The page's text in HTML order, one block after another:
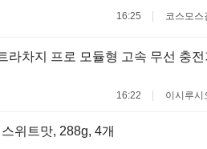
16:25 코스모스
라차지 프로 모듈형 고속 무선 충
16:22 이시루시
위트맛, 288g, 4개